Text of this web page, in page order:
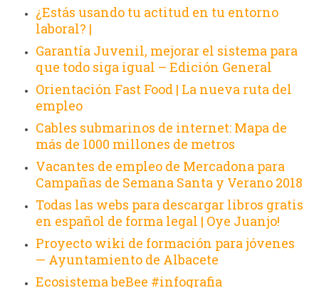
¿Estás usando tu actitud en tu entorno
laboral? |
Garantía Juvenil, mejorar el sistema para
que todo siga igual – Edición General
Orientación Fast Food | La nueva ruta del
empleo
Cables submarinos de internet: Mapa de
más de 1000 millones de metros
Vacantes de empleo de Mercadona para
Campañas de Semana Santa y Verano 2018
Todas las webs para descargar libros gratis
en español de forma legal | Oye Juanjo!
Proyecto wiki de formación para jóvenes
— Ayuntamiento de Albacete
Ecosistema beBee #infografia